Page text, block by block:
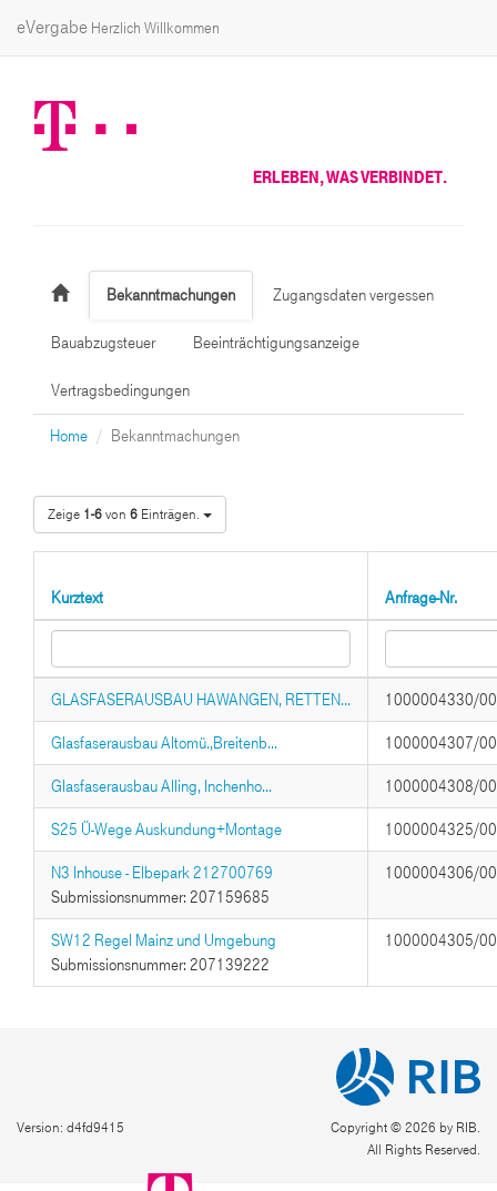
eVergabe Herzlich Willkommen
ERLEBEN, WAS VERBINDET.
Bekanntmachungen Zugangsdaten vergessen
Bauabzugsteuer Beeinträchtigungsanzeige
Vertragsbedingungen
Home Bekanntmachungen
Zeige 1-6von 6 Einträgen.
Kurztext Anfrage-Nr.
GLASFASERAUSBAU HAWANGEN, RETTEN... 1000004330/
Glasfaserausbau Altomü.,Breitenb... 1000004307/
Glasfaserausbau Alling, Inchenho... 1000004308/
S25 Ü-Wege Auskundung+Montage 1000004325/
N3 Inhouse - Elbepark 212700769
Submissionsnummer: 207159685
1000004306/
SW12 Regel Mainz und Umgebung
Submissionsnummer: 207139222
1000004305/
Version: d4fd9415
Copyright © 2026 by RIB.
All Rights Reserved.